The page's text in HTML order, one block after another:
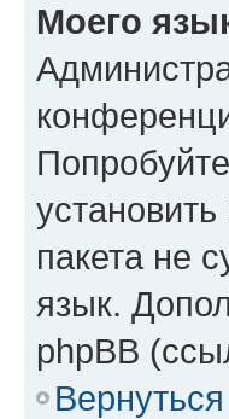
Моего
пакета не
язык.
phpBB